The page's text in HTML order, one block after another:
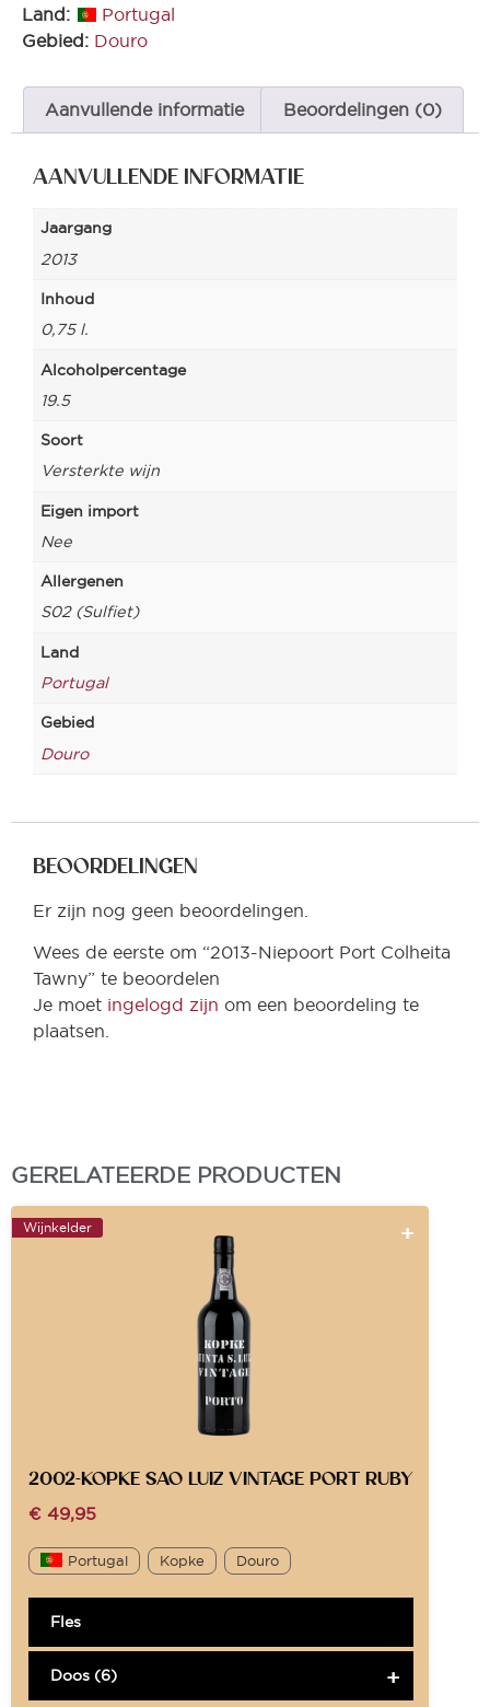
Land:
Portugal
Gebied: Douro
Aanvullende informatie Beoordelingen (0)
AANVULLENDE INFORMATIE
Jaargang
2013
Inhoud
0,75 l.
Alcoholpercentage
19.5
Soort
Versterkte wijn
Eigen import
Nee
Allergenen
S02 (Sulfiet)
Land
Portugal
Gebied
Douro
BEOORDELINGEN
Er zijn nog geen beoordelingen.
Wees de eerste om “2013-Niepoort Port Colheita
Tawny” te beoordelen
Je moet ingelogd zijn om een beoordeling te
plaatsen.
GERELATEERDE PRODUCTEN
Wijnkelder
2002-KOPKE SAO LUIZ VINTAGE PORT RUBY
€ 49,95
Portugal Kopke Douro
Fles
Doos (6)